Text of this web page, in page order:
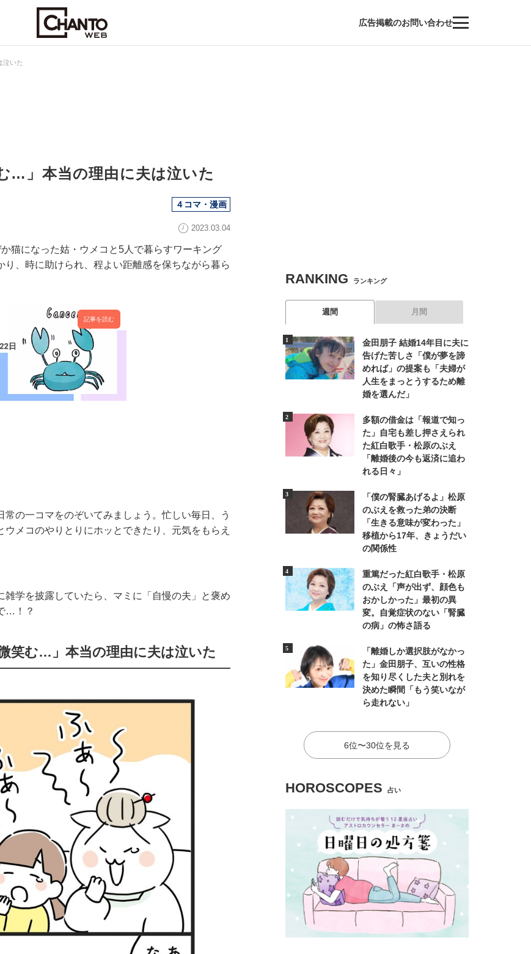
広告掲載のお問い合わせ
泣いた
…」本当の理由に夫は泣いた
４コマ・漫画
2023.03.04
猫になった姑・ウメコと5人で暮らすワーキング
、時に助けられ、程よい距離感を保ちながら暮ら
記事を読む
の一コマをのぞいてみましょう。忙しい毎日、う
メコのやりとりにホッとできたり、元気をもらえ
学を披露していたら、マミに「自慢の夫」と褒め
…！？
笑む…」本当の理由に夫は泣いた
RANKING ランキング
週間 月間
金田朋子 結婚14年目に夫に
告げた苦しさ「僕が夢を諦
めれば」の提案も「夫婦が
人生をまっとうするため離
婚を選んだ」
多額の借金は「報道で知っ
た」自宅も差し押さえられ
た紅白歌手・松原のぶえ
「離婚後の今も返済に追わ
れる日々」
「僕の腎臓あげるよ」松原
のぶえを救った弟の決断
「生きる意味が変わった」
移植から17年、きょうだい
の関係性
重篤だった紅白歌手・松原
のぶえ「声が出ず、顔色も
おかしかった」最初の異
変。自覚症状のない「腎臓
の病」の怖さ語る
「離婚しか選択肢がなかっ
た」金田朋子、互いの性格
を知り尽くした夫と別れを
決めた瞬間「もう笑いなが
ら走れない」
6位〜30位を見る
HOROSCOPES 占い